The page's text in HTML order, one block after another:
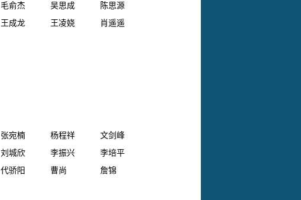
毛俞杰 吴思成
陈思源
王成龙 王凌娆
肖遥遥
张宛楠 杨程祥
文剑峰
刘城欣 李振兴
李培平
代骄阳 曹尚 詹锦